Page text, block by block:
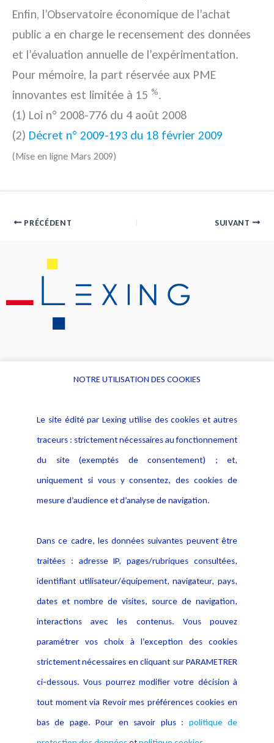
Enfin, l’Observatoire économique de l’achat
public a en charge le recensement des données
et l’évaluation annuelle de l’expérimentation.
Pour mémoire, la part réservée aux PME
innovantes est limitée à 15 %.
(1) Loi n° 2008-776 du 4 août 2008
(2) Décret n° 2009-193 du 18 février 2009
(Mise en ligne Mars 2009)
PRÉCÉDENT SUIVANT
Alerte professionnelle
Déclaration d'accessibilité
Notice Légale
Politique de protection des
données
Publications
NOTRE UTILISATION DES COOKIES
Le site édité par Lexing utilise des cookies et autres
traceurs : strictement nécessaires au fonctionnement
du site (exemptés de consentement) ; et,
uniquement si vous y consentez, des cookies de
mesure d’audience et d’analyse de navigation.
Dans ce cadre, les données suivantes peuvent être
traitées : adresse IP, pages/rubriques consultées,
identifiant utilisateur/équipement, navigateur, pays,
dates et nombre de visites, source de navigation,
interactions avec les contenus. Vous pouvez
paramétrer vos choix à l’exception des cookies
strictement nécessaires en cliquant sur PARAMETRER
ci-dessous. Vous pourrez modifier votre décision à
tout moment via Revoir mes préférences cookies en
bas de page. Pour en savoir plus : politique de